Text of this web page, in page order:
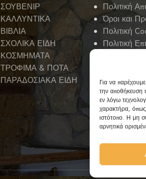
Για να
την αποθήκευση
εν λόγω
χαρακτήρα, όπως
ιστότοπο. Η μη
αρνητικά
ΣΟΥΒΕΝΙΡ
ΚΑΛΛΥΝΤΙΚΑ
ΒΙΒΛΙΑ
ΣΧΟΛΙΚΑ ΕΙΔΗ
ΚΟΣΜΗΜΑΤΑ
ΤΡΟΦΙΜΑ & ΠΟΤΑ
ΠΑΡΑΔΟΣΙΑΚΑ ΕΙΔΗ
Πολιτική
Όροι και
Πολιτική
Πολιτική